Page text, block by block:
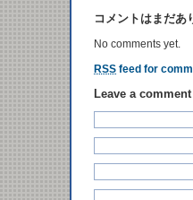
コメントはまだあ
No comments yet.
RSS feed for
Leave a comment